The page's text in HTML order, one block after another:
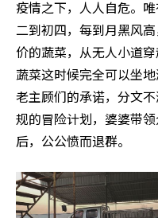
疫情之下，人人自危。
二到初四，每到月黑风
价的蔬菜，从无人小道
蔬菜这时候完全可以坐
老主顾们的承诺，分文
规的冒险计划，婆婆带
后，公公愤而退群。